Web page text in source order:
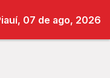
07 de ago, 2026